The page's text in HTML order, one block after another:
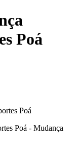
Poá
Poá